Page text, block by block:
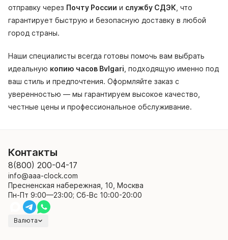
отправку через Почту России и службу СДЭК , что
гарантирует быструю и безопасную доставку в любой
город страны.
Наши специалисты всегда готовы помочь вам выбрать
идеальную копию часов Bvlgari , подходящую именно под
ваш стиль и предпочтения. Оформляйте заказ с
уверенностью — мы гарантируем высокое качество,
честные цены и профессиональное обслуживание.
Контакты
8(800) 200-04-17
info@aaa-clock.com
Пресненская набережная, 10, Москва
Пн-Пт 9:00—23:00; Сб-Вс 10:00-20:00
Валюта